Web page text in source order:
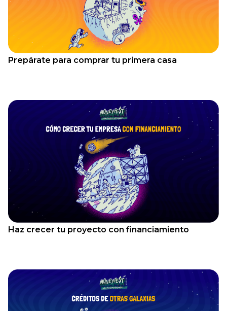
Prepárate para comprar tu primera casa
Haz crecer tu proyecto con financiamiento